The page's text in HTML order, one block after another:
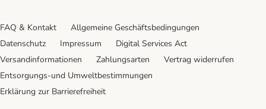
FAQ & Kontakt
Allgemeine Geschäftsbedingungen
Datenschutz
Impressum
Digital Services Act
Versandinformationen
Zahlungsarten
Vertrag widerrufen
Entsorgungs-und Umweltbestimmungen
Erklärung zur Barrierefreiheit